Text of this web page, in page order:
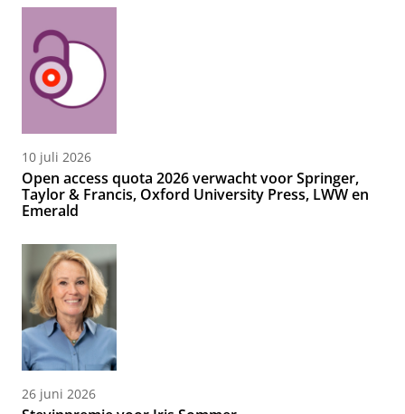
10 juli 2026
Open access quota 2026 verwacht voor Springer,
Taylor & Francis, Oxford University Press, LWW en
Emerald
26 juni 2026